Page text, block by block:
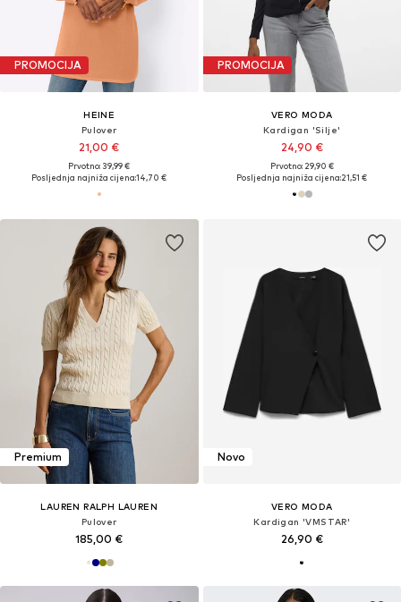
PROMOCIJA
HEINE
Pulover
21,00 €
Prvotno: 39,99 €
Posljednja najniža cijena:14,70 €
PROMOCIJA
VERO MODA
Kardigan 'Silje'
24,90 €
Prvotno: 29,90 €
Posljednja najniža cijena:21,51 €
Premium
LAUREN RALPH LAUREN
Pulover
185,00 €
Novo
VERO MODA
Kardigan 'VMSTAR'
26,90 €